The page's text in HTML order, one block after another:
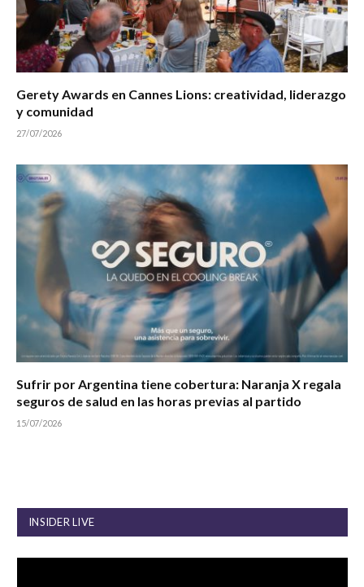
Gerety Awards en Cannes Lions: creatividad, liderazgo
y comunidad
27/07/2026
Sufrir por Argentina tiene cobertura: Naranja X regala
seguros de salud en las horas previas al partido
15/07/2026
INSIDER LIVE